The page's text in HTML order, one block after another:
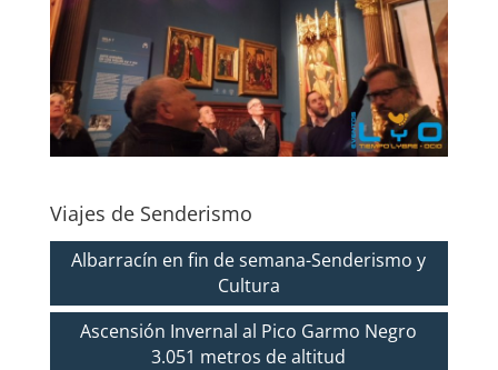
Viajes de Senderismo
Albarracín en fin de semana-Senderismo y
Cultura
Ascensión Invernal al Pico Garmo Negro
3.051 metros de altitud